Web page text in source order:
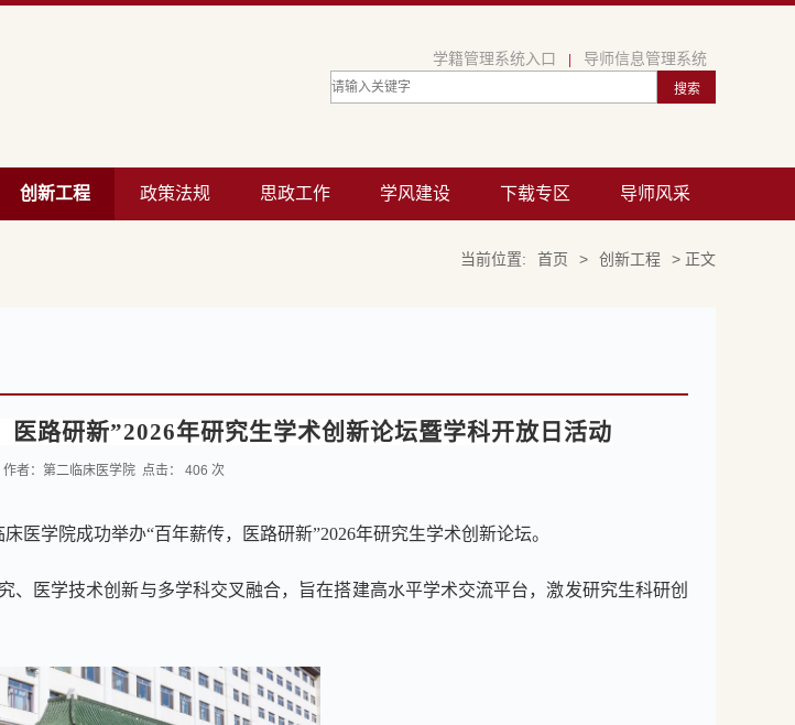
学籍管理系统入口 导师信息管理系统
创新工程 政策法规 思政工作 学风建设 下载专区 导师风采
当前位置: 首页 > 创新工程 > 正文
医路研新”2026年研究生学术创新论坛暨学科开放日活动
者：第二临床医学院 点击： 406 次
床医学院成功举办“百年薪传，医路研新”2026年研究生学术创新论坛。
、医学技术创新与多学科交叉融合，旨在搭建高水平学术交流平台，激发研究生科研创